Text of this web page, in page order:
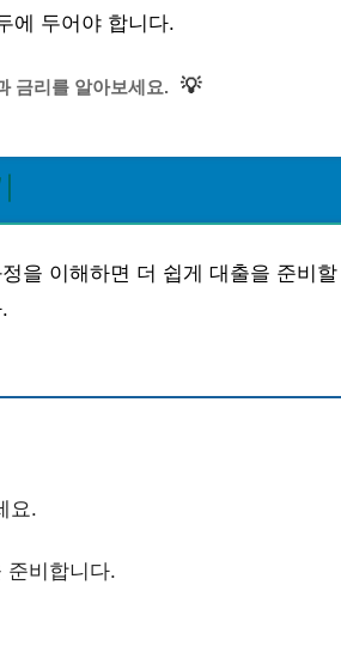
에 두어야 합니다.
금리를 알아보세요. 💡
을 이해하면 더 쉽게 대출을 준비
요.
준비합니다.